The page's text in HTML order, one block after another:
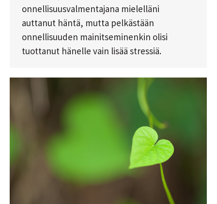
onnellisuusvalmentajana mielelläni
auttanut häntä, mutta pelkästään
onnellisuuden mainitseminenkin olisi
tuottanut hänelle vain lisää stressiä.